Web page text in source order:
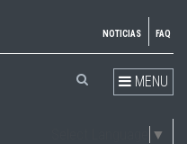
NOTICIAS FAQ
MENU
▼